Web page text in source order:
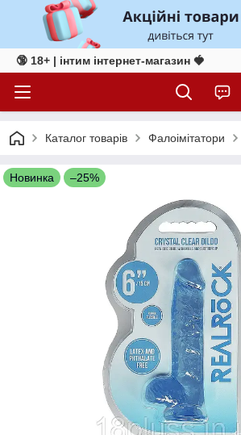
🔞 18+ | інтим інтернет-магазин 🍓
Каталог товарів Фалоімітатори
Новинка –25%